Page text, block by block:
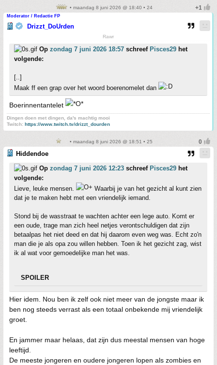
• maandag 8 juni 2026 @ 18:40 • 24
Moderator / Redactie FP
Drizzt_DoUrden
Rawr
Op zondag 7 juni 2026 18:57 schreef Pisces29 het
volgende:
[..]
Maak ff een grap over het woord boerenomelet dan
Boerinnentantelet
Dingen doen met dingen, da's machtig mooi
Twitch: https://www.twitch.tv/drizzt_dourden
• maandag 8 juni 2026 @ 18:51 • 25
Hiddendoe
Op zondag 7 juni 2026 12:23 schreef Pisces29 het
volgende:
Lieve, leuke mensen.
Waarbij je van het gezicht al kunt zien
dat je te maken hebt met een vriendelijk iemand.
Stond bij de wasstraat te wachten achter een lege auto. Komt er
een oude, trage man zich heel netjes verontschuldigen dat zijn
betaalpas het niet deed en dat hij daarom even weg was. Echt zo'n
man die je als opa zou willen hebben. Toen ik het gezicht zag, wist
ik al wat voor gemoedelijke man het was.
SPOILER
Hier idem. Nou ben ik zelf ook niet meer van de jongste maar ik
ben nog steeds verrast als een totaal onbekende mij vriendelijk
groet.
En jammer maar helaas, dat zijn dus meestal mensen van hoge
leeftijd.
De meeste jongeren en oudere jongeren lopen als zombies en